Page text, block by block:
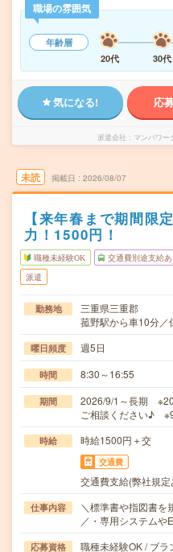
職場の雰囲気
年齢層
20代
30代
気になる! 応
派遣会社 マンパワ
未読 掲載日 2026/08/07
【来年春まで期間限
力！1500円！
職種未経験OK 交通費別途支給あ
派遣
勤務地
三重県三重郡
菰野駅から車10分／
曜日頻度 週5日
時間 8:30～16:55
期間
2026/9/1～長期
ご相談ください♪
時給 時給1500円＋交
交通費
交通費支給(弊社規定
仕事内容
＼標準書や指図書を
／・専用システム
応募資格
職種未経験OK / ブ